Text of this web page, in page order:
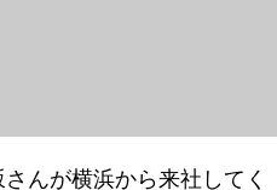
んが横浜から来社してく